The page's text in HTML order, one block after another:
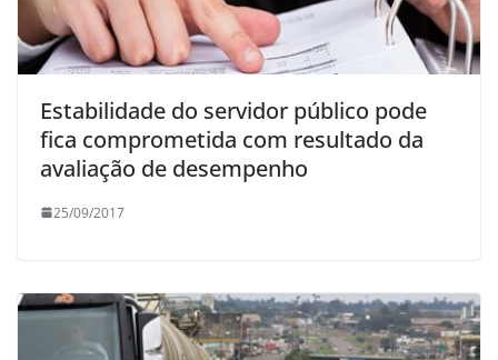
Estabilidade do servidor público pode
fica comprometida com resultado da
avaliação de desempenho
25/09/2017